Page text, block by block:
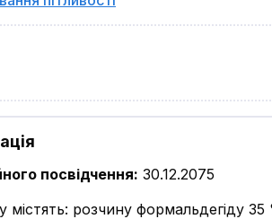
посвідчення: 30.12.2075
містять: розчину формальдегіду